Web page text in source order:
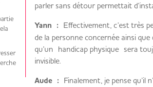
parler sans détour permettait
Yann :Effectivement, c’est très
de la personne concernée ainsi
qu’un handicap physique sera
invisible.
Aude :Finalement, je pense qu’il